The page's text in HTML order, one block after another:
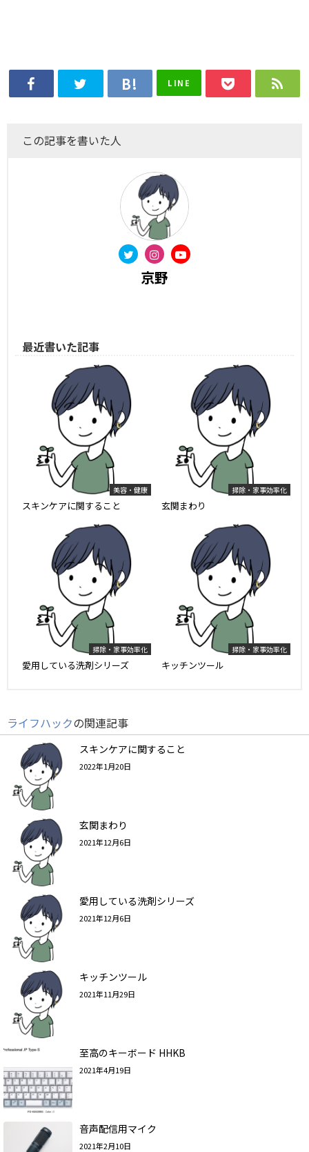
LINE
この記事を書いた人
京野
最近書いた記事
美容・健康
スキンケアに関すること
掃除・家事効率化
玄関まわり
掃除・家事効率化
愛用している洗剤シリーズ
掃除・家事効率化
キッチンツール
ライフハックの関連記事
スキンケアに関すること
2022年1月20日
玄関まわり
2021年12月6日
愛用している洗剤シリーズ
2021年12月6日
キッチンツール
2021年11月29日
至高のキーボード HHKB
2021年4月19日
音声配信用マイク
2021年2月10日